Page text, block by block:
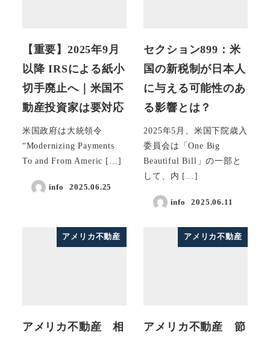
【重要】2025年9月
以降 IRSによる紙小
切手廃止へ｜米国不
動産投資家は要対応
米国政府は大統領令
“Modernizing Payments
To and From Americ […]
info 2025.06.25
セクション899：米
国の新税制が日本人
に与える可能性のあ
る影響とは？
2025年5月、米国下院歳入
委員会は「One Big
Beautiful Bill」の一部と
して、内 […]
info 2025.06.11
アメリカ不動産
アメリカ不動産 相
アメリカ不動産
アメリカ不動産 節